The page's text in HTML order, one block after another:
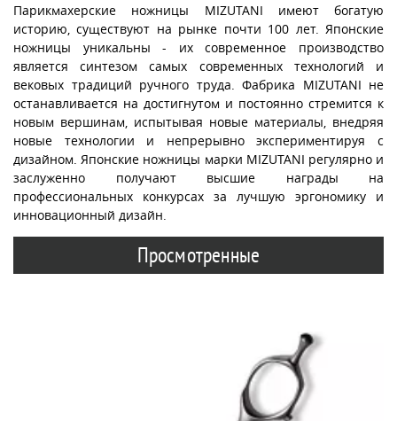
Парикмахерские ножницы MIZUTANI имеют богатую
историю, существуют на рынке почти 100 лет. Японские
ножницы уникальны - их современное производство
является синтезом самых современных технологий и
вековых традиций ручного труда. Фабрика MIZUTANI не
останавливается на достигнутом и постоянно стремится к
новым вершинам, испытывая новые материалы, внедряя
новые технологии и непрерывно экспериментируя с
дизайном. Японские ножницы марки MIZUTANI регулярно и
заслуженно получают высшие награды на
профессиональных конкурсах за лучшую эргономику и
инновационный дизайн.
Просмотренные